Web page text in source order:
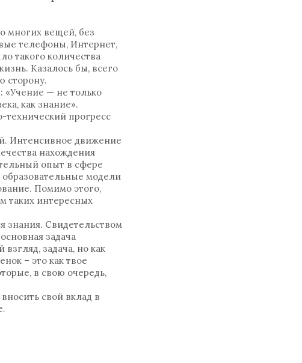
многих вещей, без
телефоны, Интернет,
такого количества
Казалось бы, всего
сторону.
«Учение — не только
как знание».
прогресс
Интенсивное движение
нахождения
опыт в сфере
модели
Помимо этого,
таких интересных
знания. Свидетельством
задача
задача, но как
– это как твое
в свою очередь,
свой вклад в